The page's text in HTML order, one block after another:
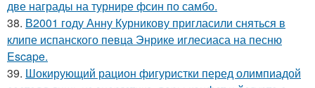
две награды на турнире фсин по самбо.
38. В2001 году Анну Курникову пригласили сняться в
клипе испанского певца Энрике иглесиаса на песню
Escape.
39. Шокирующий рацион фигуристки перед олимпиадой